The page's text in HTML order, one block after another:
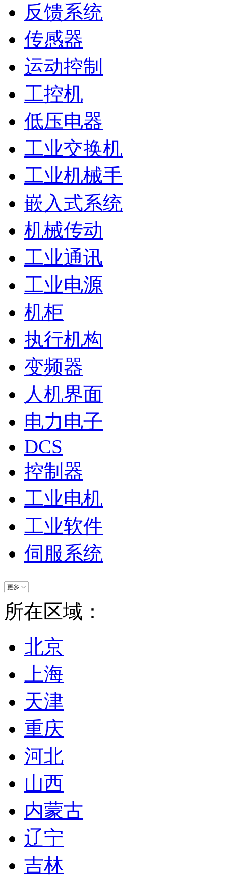
反馈系统
传感器
运动控制
工控机
低压电器
工业交换机
工业机械手
嵌入式系统
机械传动
工业通讯
工业电源
机柜
执行机构
变频器
人机界面
电力电子
DCS
控制器
工业电机
工业软件
伺服系统
所在区域：
北京
上海
天津
重庆
河北
山西
内蒙古
辽宁
吉林